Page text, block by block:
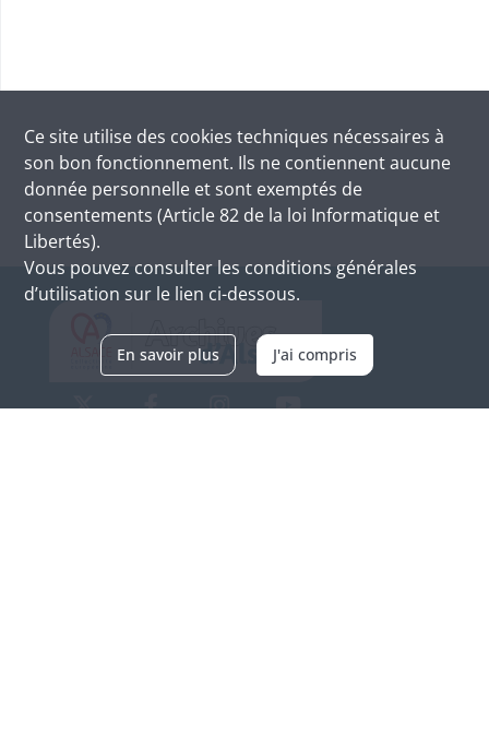
Ce site utilise des cookies techniques nécessaires à
son bon fonctionnement. Ils ne contiennent aucune
donnée personnelle et sont exemptés de
consentements (Article 82 de la loi Informatique et
Libertés).
Vous pouvez consulter les conditions générales
d’utilisation sur le lien ci-dessous.
En savoir plus J'ai compris